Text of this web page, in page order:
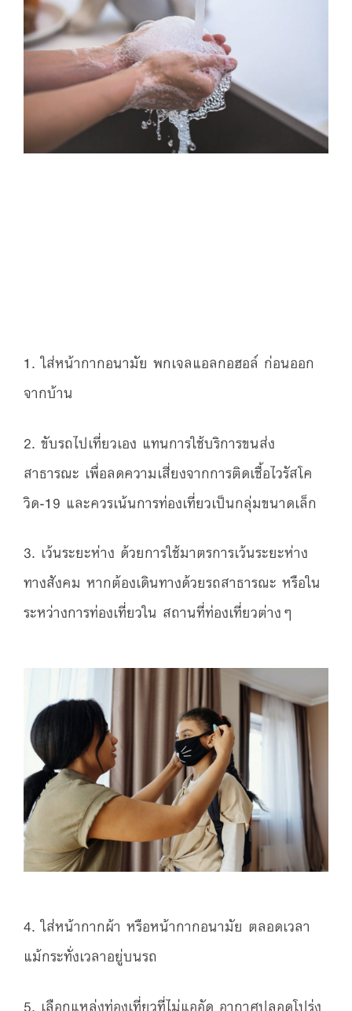
1. ใส่หน้ากากอนามัย พกเจลแอลกอฮอล์ ก่อนออก
จากบ้าน
2. ขับรถไปเที่ยวเอง แทนการใช้บริการขนส่ง
สาธารณะ เพื่อลดความเสี่ยงจากการติดเชื้อไวรัสโค
วิด-19 และควรเน้นการท่องเที่ยวเป็นกลุ่มขนาดเล็ก
3. เว้นระยะห่าง ด้วยการใช้มาตรการเว้นระยะห่าง
ทางสังคม หากต้องเดินทางด้วยรถสาธารณะ หรือใน
ระหว่างการท่องเที่ยวใน สถานที่ท่องเที่ยวต่างๆ
4. ใส่หน้ากากผ้า หรือหน้ากากอนามัย ตลอดเวลา
แม้กระทั่งเวลาอยู่บนรถ